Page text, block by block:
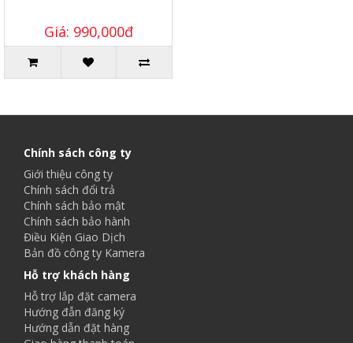
Giá: 990,000đ
Chính sách công ty
Giới thiệu công ty
Chính sách đổi trả
Chính sách bảo mật
Chính sách bảo hành
Điều Kiện Giao Dịch
Bản đồ công ty Kamera
Hỗ trợ khách hàng
Hỗ trợ lắp đặt camera
Hướng đẫn đăng ký
Hướng dẫn đặt hàng